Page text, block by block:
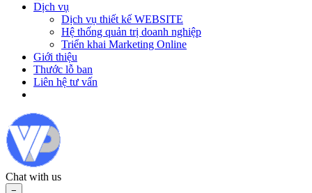
Dịch vụ
Dịch vụ thiết kế WEBSITE
Hệ thống quản trị doanh nghiệp
Triển khai Marketing Online
Giới thiệu
Thước lỗ ban
Liên hệ tư vấn
Chat with us
−